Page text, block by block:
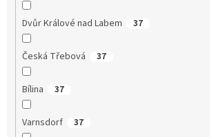
Dvůr Králové nad Labem 37
Česká Třebová 37
Bílina 37
Varnsdorf 37